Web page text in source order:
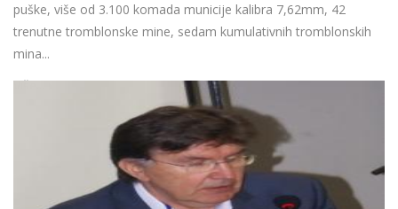
puške, više od 3.100 komada municije kalibra 7,62mm, 42
trenutne tromblonske mine, sedam kumulativnih tromblonskih
mina...
Više...